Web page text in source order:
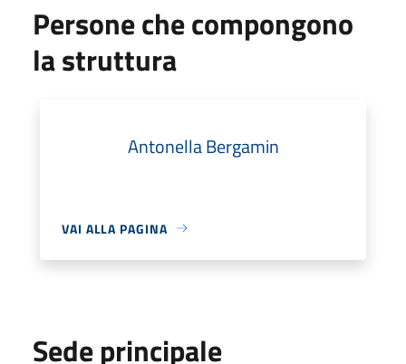
Persone che compongono
la struttura
Antonella Bergamin
VAI ALLA PAGINA
Sede principale